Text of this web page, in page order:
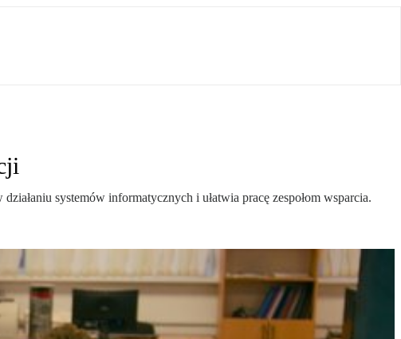
systemów informatycznych i ułatwia pracę zespołom wsparcia.